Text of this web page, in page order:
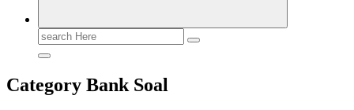
Search
for:
Category Bank Soal